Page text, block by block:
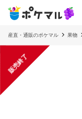
産直・通販のポケマル 果物
販売終了